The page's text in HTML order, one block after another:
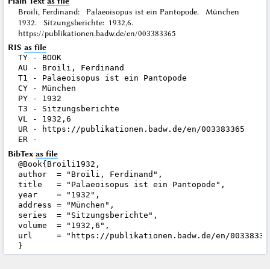
Broili, Ferdinand: Palaeoisopus ist ein Pantopode. München
1932. Sitzungsberichte: 1932,6.
https://publikationen.badw.de/en/003383365
RIS as file
TY - BOOK
AU - Broili, Ferdinand
T1 - Palaeoisopus ist ein Pantopode
CY - München
PY - 1932
T3 - Sitzungsberichte
VL - 1932,6
UR - https://publikationen.badw.de/en/003383365
BibTex as file
@Book{Broili1932,
author  = "Broili, Ferdinand",
title   = "Palaeoisopus ist ein Pantopode",
year    = "1932",
address = "München",
series  = "Sitzungsberichte",
volume  = "1932,6",
url     = "https://publikationen.badw.de/en/